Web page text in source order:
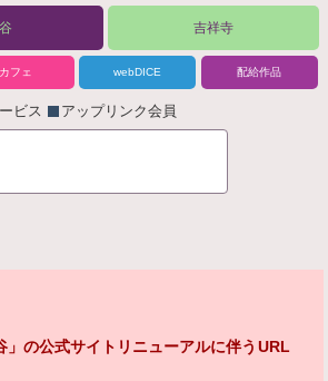
吉祥寺
カフェ webDICE 配給作品
ビス アップリンク会員
」の公式サイトリニューアルに伴うURL